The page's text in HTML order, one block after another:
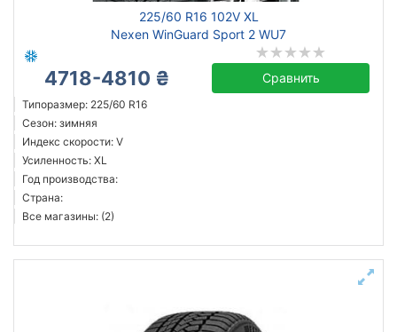
225/60 R16 102V XL
Nexen WinGuard Sport 2 WU7
4718-4810 ₴ Сравнить
Типоразмер: 225/60 R16
Сезон: зимняя
Индекс скорости: V
Усиленность: XL
Год производства:
Страна:
Все магазины: (2)